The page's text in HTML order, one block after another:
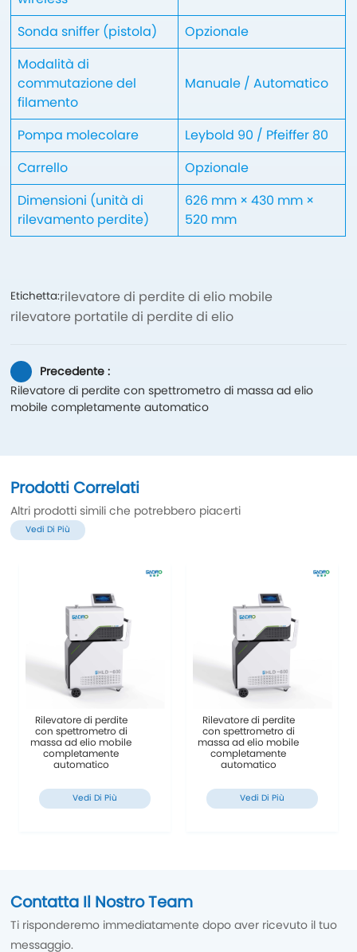
Sonda sniffer (pistola)
Opzionale
Modalità di
commutazione del
filamento
Manuale / Automatico
Pompa molecolare
Leybold 90 / Pfeiffer 80
Carrello
Opzionale
Dimensioni (unità di
rilevamento perdite)
626 mm × 430 mm ×
520 mm
Etichetta:rilevatore di perdite di elio mobile
rilevatore portatile di perdite di elio
Precedente :
Rilevatore di perdite con spettrometro di massa ad elio
mobile completamente automatico
Prodotti Correlati
Altri prodotti simili che potrebbero piacerti
Vedi Di Più
Rilevatore di perdite
con spettrometro di
massa ad elio mobile
completamente
automatico
Vedi Di Più
Rilevatore di perdite
con spettrometro di
massa ad elio mobile
completamente
automatico
Vedi Di Più
Contatta Il Nostro Team
Ti risponderemo immediatamente dopo aver ricevuto il tuo
messaggio.